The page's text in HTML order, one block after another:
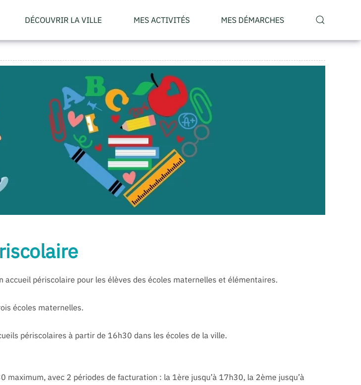
DÉCOUVRIR LA VILLE MES ACTIVITÉS MES DÉMARCHES
périscolaire pour les élèves des écoles maternelles et élémentaires.
écoles maternelles.
périscolaires à partir de 16h30 dans les écoles de la ville.
avec 2 périodes de facturation : la 1ère jusqu’à 17h30, la 2ème jusqu’à